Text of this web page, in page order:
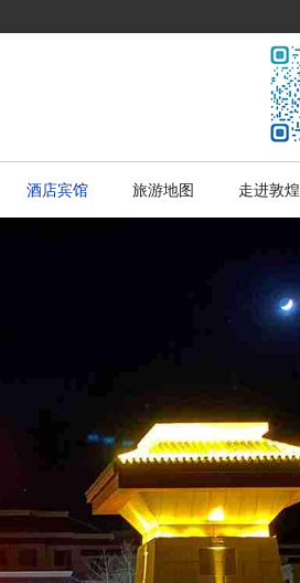
酒店宾馆 旅游地图 走进敦煌